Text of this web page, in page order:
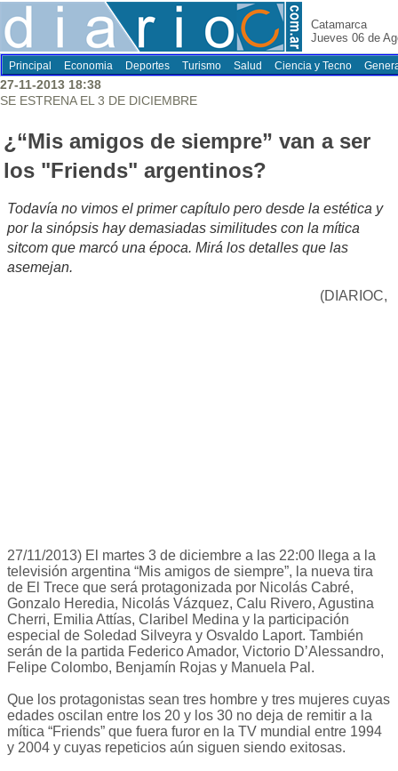
Catamarca
Jueves 06 de
Principal Economia Deportes Turismo Salud Ciencia y Tecno
27-11-2013 18:38
SE ESTRENA EL 3 DE DICIEMBRE
¿“Mis amigos de siempre” van a ser
los "Friends" argentinos?
Todavía no vimos el primer capítulo pero desde la estética y
por la sinópsis hay demasiadas similitudes con la mítica
sitcom que marcó una época. Mirá los detalles que las
asemejan.
(DIARIOC,
27/11/2013) El martes 3 de diciembre a las 22:00 llega a la
televisión argentina “Mis amigos de siempre”, la nueva tira
de El Trece que será protagonizada por Nicolás Cabré,
Gonzalo Heredia, Nicolás Vázquez, Calu Rivero, Agustina
Cherri, Emilia Attías, Claribel Medina y la participación
especial de Soledad Silveyra y Osvaldo Laport. También
serán de la partida Federico Amador, Victorio D’Alessandro,
Felipe Colombo, Benjamín Rojas y Manuela Pal.
Que los protagonistas sean tres hombre y tres mujeres cuyas
edades oscilan entre los 20 y los 30 no deja de remitir a la
mítica “Friends” que fuera furor en la TV mundial entre 1994
y 2004 y cuyas repeticios aún siguen siendo exitosas.